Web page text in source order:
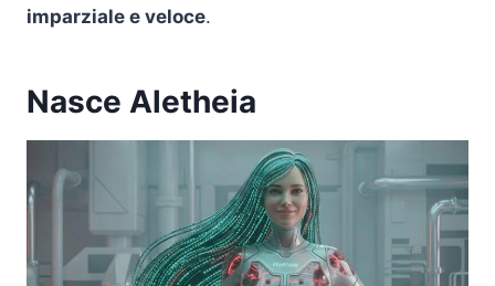
imparziale e veloce.
Nasce Aletheia